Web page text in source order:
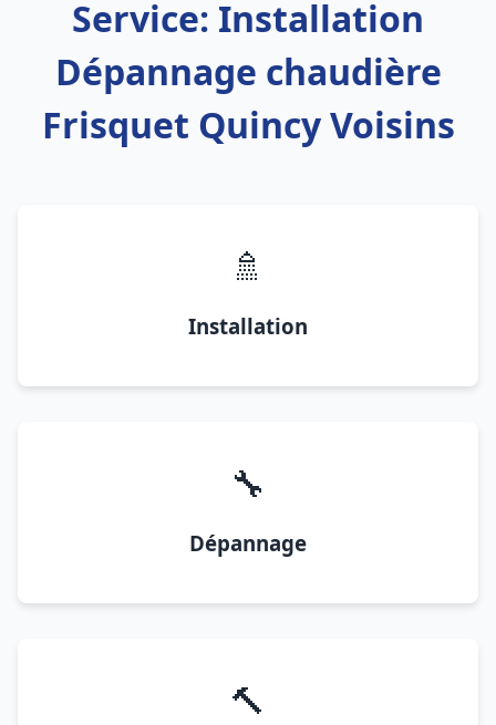
Service: Installation
Dépannage chaudière
Frisquet Quincy Voisins
🚿
Installation
🔧
Dépannage
🔨